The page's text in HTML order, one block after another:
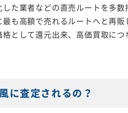
た業者などの直売ルートを多
も高額で売れるルートへと再
として還元出来、高価買取につ
に査定されるの？